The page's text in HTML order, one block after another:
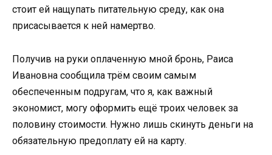
стоит ей нащупать питательную среду, как она
присасывается к ней намертво.
Получив на руки оплаченную мной бронь, Раиса
Ивановна сообщила трём своим самым
обеспеченным подругам, что я, как важный
экономист, могу оформить ещё троих человек за
половину стоимости. Нужно лишь скинуть деньги на
обязательную предоплату ей на карту.